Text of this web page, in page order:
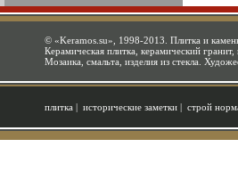
© «Keramos.su» , 1998-2013. Плитка и
Керамическая плитка, керамический
Мозаика, смальта, изделия из стекла.
плитка | исторические заметки | строй